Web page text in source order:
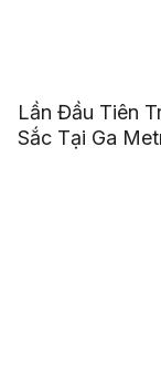
Lần Đầu Tiên
Sắc Tại Ga